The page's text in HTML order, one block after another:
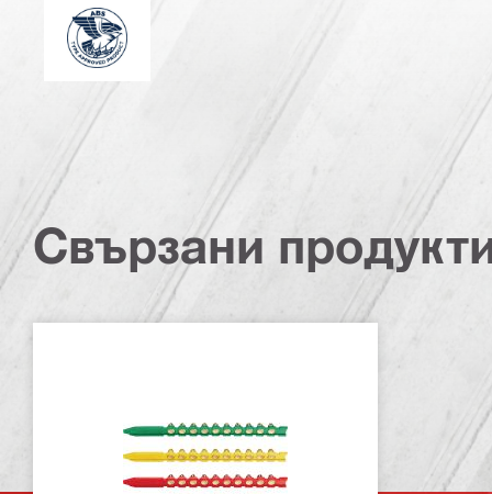
Американско бюро по корабоплаване
Свързани